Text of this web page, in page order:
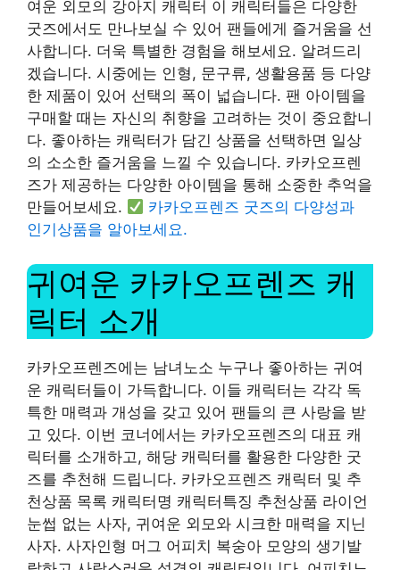
여운 외모의 강아지 캐릭터 이 캐릭터들은 다양한
굿즈에서도 만나보실 수 있어 팬들에게 즐거움을 선
사합니다. 더욱 특별한 경험을 해보세요. 알려드리
겠습니다. 시중에는 인형, 문구류, 생활용품 등 다양
한 제품이 있어 선택의 폭이 넓습니다. 팬 아이템을
구매할 때는 자신의 취향을 고려하는 것이 중요합니
다. 좋아하는 캐릭터가 담긴 상품을 선택하면 일상
의 소소한 즐거움을 느낄 수 있습니다. 카카오프렌
즈가 제공하는 다양한 아이템을 통해 소중한 추억을
만들어보세요.
카카오프렌즈 굿즈의 다양성과
인기상품을 알아보세요.
귀여운 카카오프렌즈 캐
릭터 소개
카카오프렌즈에는 남녀노소 누구나 좋아하는 귀여
운 캐릭터들이 가득합니다. 이들 캐릭터는 각각 독
특한 매력과 개성을 갖고 있어 팬들의 큰 사랑을 받
고 있다. 이번 코너에서는 카카오프렌즈의 대표 캐
릭터를 소개하고, 해당 캐릭터를 활용한 다양한 굿
즈를 추천해 드립니다. 카카오프렌즈 캐릭터 및 추
천상품 목록 캐릭터명 캐릭터특징 추천상품 라이언
눈썹 없는 사자, 귀여운 외모와 시크한 매력을 지닌
사자. 사자인형 머그 어피치 복숭아 모양의 생기발